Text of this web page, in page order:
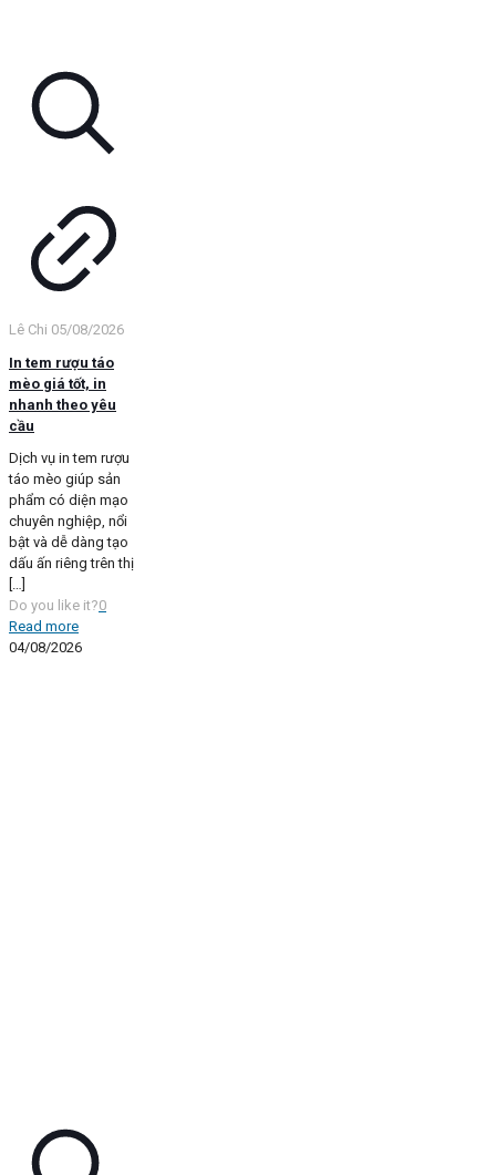
Lê Chi 05/08/2026
In tem rượu táo
mèo giá tốt, in
nhanh theo yêu
cầu
Dịch vụ in tem rượu
táo mèo giúp sản
phẩm có diện mạo
chuyên nghiệp, nổi
bật và dễ dàng tạo
dấu ấn riêng trên thị
[…]
Do you like it?0
Read more
04/08/2026